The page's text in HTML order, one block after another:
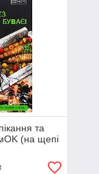
та
(на щепі